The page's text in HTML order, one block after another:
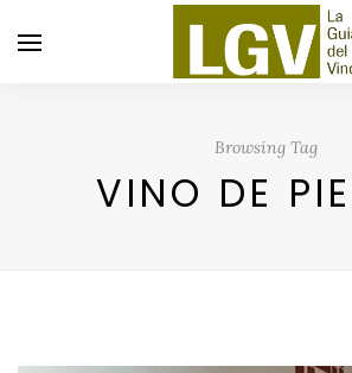
Browsing Tag
VINO DE